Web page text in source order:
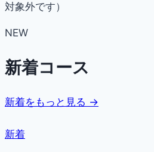
対象外です）
NEW
新着コース
新着をもっと見る →
新着